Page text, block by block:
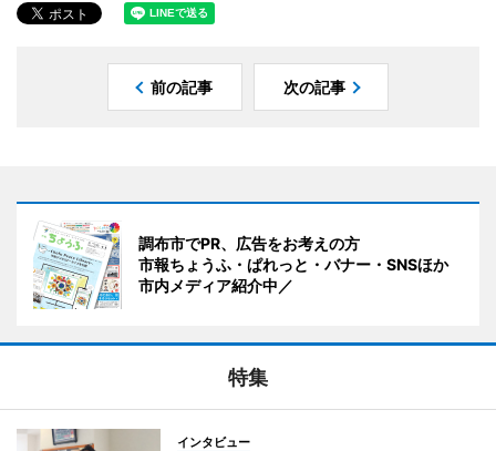
前の記事 次の記事
調布市でPR、広告をお考えの方
市報ちょうふ・ぱれっと・バナー・SNSほか
市内メディア紹介中／
特集
インタビュー